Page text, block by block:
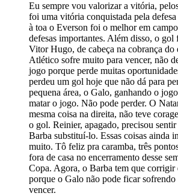
Eu sempre vou valorizar a vitória,
foi uma vitória conquistada pela
à toa o Everson foi o melhor em
defesas importantes. Além disso, o gol
Vitor Hugo, de cabeça na cobrança do
Atlético sofre muito para vencer, não
jogo porque perde muitas
perdeu um gol hoje que não dá para
pequena área, o Galo, ganhando o
matar o jogo. Não pode perder. O
mesma coisa na direita, não teve
o gol. Reinier, apagado, precisou
Barba substituí-lo. Essas coisas ainda
muito. Tô feliz pra caramba, três
fora de casa no encerramento desse
Copa. Agora, o Barba tem que corrigir
porque o Galo não pode ficar sofrendo
vencer.